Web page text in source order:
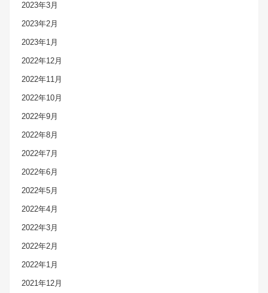
2023年3月
2023年2月
2023年1月
2022年12月
2022年11月
2022年10月
2022年9月
2022年8月
2022年7月
2022年6月
2022年5月
2022年4月
2022年3月
2022年2月
2022年1月
2021年12月